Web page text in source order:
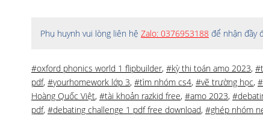
Phụ huynh vui lòng liên hệ Zalo: 0376953188 để nhận đầy
#oxford phonics world 1 flipbuilder, #kỳ thi toán amo 2023,
pdf, #yourhomework lớp 3, #tìm nhóm cs4, #vẽ trường học,
Hoàng Quốc Việt, #tài khoản razkid free, #amo 2023,
pdf, #debating challenge 1 pdf free download, #ghép nhóm